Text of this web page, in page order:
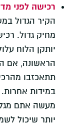
רכישה לפני
הקיר הגדול
מחיק גדול.
יותקן הלוח
הראשונה, אם
תתאכזבו
במידות
מעשה אתם
יותר שיכול